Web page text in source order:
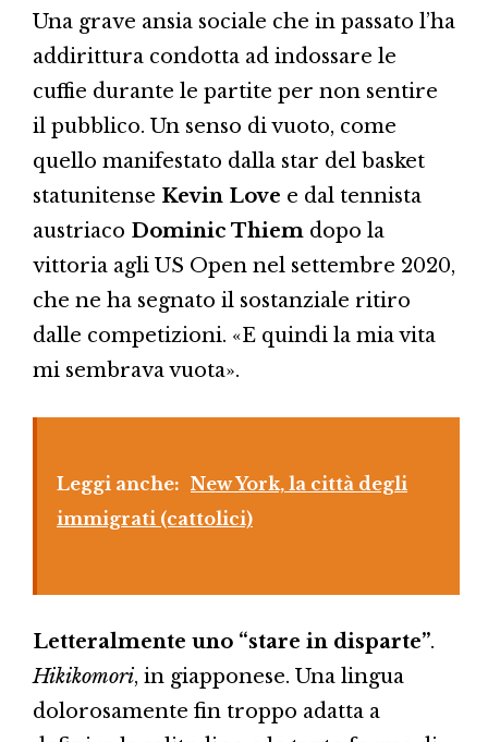
Una grave ansia sociale che in passato l’ha
addirittura condotta ad indossare le
cuffie durante le partite per non sentire
il pubblico. Un senso di vuoto, come
quello manifestato dalla star del basket
statunitense Kevin Love e dal tennista
austriaco Dominic Thiem dopo la
vittoria agli US Open nel settembre 2020,
che ne ha segnato il sostanziale ritiro
dalle competizioni. «E quindi la mia vita
mi sembrava vuota».
Leggi anche: New York, la città degli
immigrati (cattolici)
Letteralmente uno “stare in disparte”.
Hikikomori, in giapponese. Una lingua
dolorosamente fin troppo adatta a